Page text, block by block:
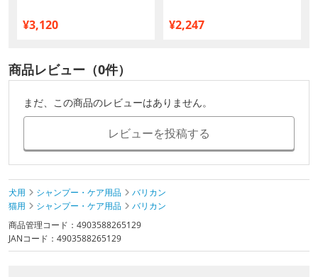
¥3,120 ¥2,247
商品レビュー（0件）
まだ、この商品のレビューはありません。
レビューを投稿する
犬用 シャンプー・ケア用品
バリカン
猫用
シャンプー・ケア用品
バリカン
商品管理コード：4903588265129
JANコード：4903588265129